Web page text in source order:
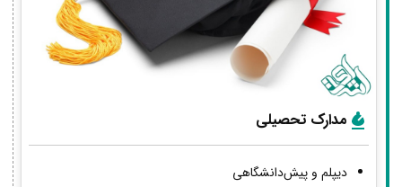
مدارک تحصیلی
دیپلم و پیش‌دانشگاهی